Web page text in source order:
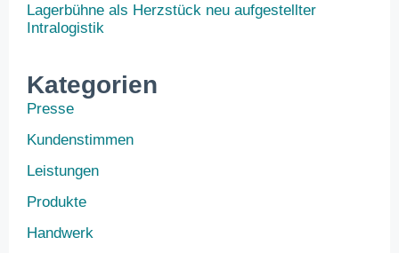
Lagerbühne als Herzstück neu aufgestellter
Intralogistik
Kategorien
Presse
Kundenstimmen
Leistungen
Produkte
Handwerk